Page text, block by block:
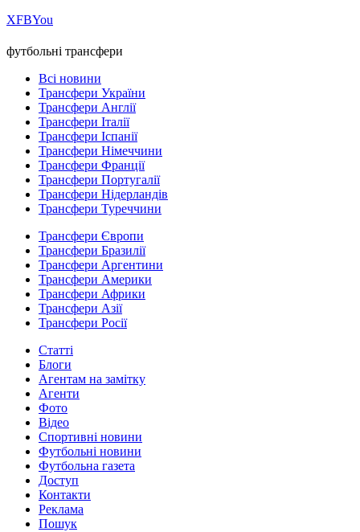
ХFBYou
футбольні трансфери
Всі новини
Трансфери України
Трансфери Англії
Трансфери Італії
Трансфери Іспанії
Трансфери Німеччини
Трансфери Франції
Трансфери Португалії
Трансфери Нідерландів
Трансфери Туреччини
Трансфери Європи
Трансфери Бразилії
Трансфери Аргентини
Трансфери Америки
Трансфери Африки
Трансфери Азії
Трансфери Росії
Статті
Блоги
Агентам на замітку
Агенти
Фото
Відео
Спортивні новини
Футбольні новини
Футбольна газета
Доступ
Контакти
Реклама
Пошук